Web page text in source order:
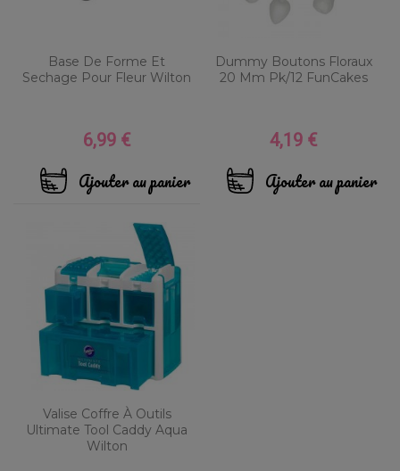
Base De Forme Et
Sechage Pour Fleur Wilton
Prix
6,99 €
Ajouter au panier
Dummy Boutons Floraux
20 Mm Pk/12 FunCakes
Prix
4,19 €
Ajouter au panier
Valise Coffre À Outils
Ultimate Tool Caddy Aqua
Wilton